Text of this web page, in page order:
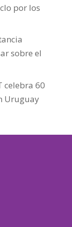
por los
sobre el
celebra 60
Uruguay